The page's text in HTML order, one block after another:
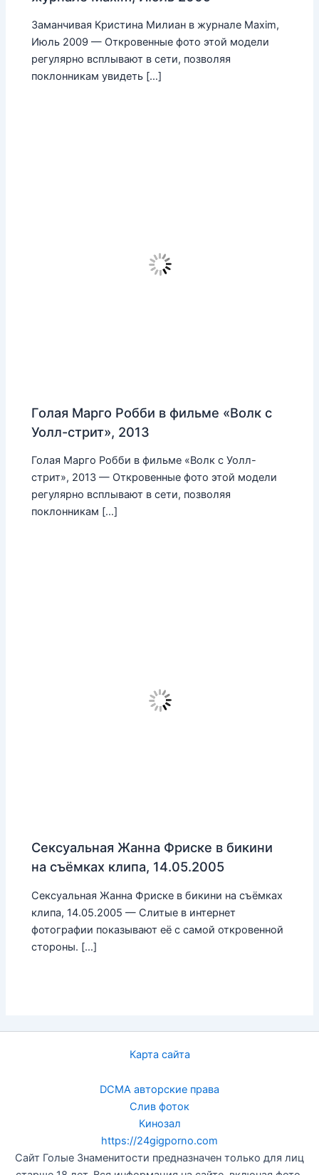
Заманчивая Кристина Милиан в журнале Maxim,
Июль 2009 — Откровенные фото этой модели
регулярно всплывают в сети, позволяя
поклонникам увидеть […]
Голая Марго Робби в фильме «Волк с
Уолл-стрит», 2013
Голая Марго Робби в фильме «Волк с Уолл-
стрит», 2013 — Откровенные фото этой модели
регулярно всплывают в сети, позволяя
поклонникам […]
Сексуальная Жанна Фриске в бикини
на съёмках клипа, 14.05.2005
Сексуальная Жанна Фриске в бикини на съёмках
клипа, 14.05.2005 — Слитые в интернет
фотографии показывают её с самой откровенной
стороны. […]
Карта сайта
DCMA авторские права
Слив фоток
Кинозал
https://24gigporno.com
Сайт Голые Знаменитости предназначен только для лиц